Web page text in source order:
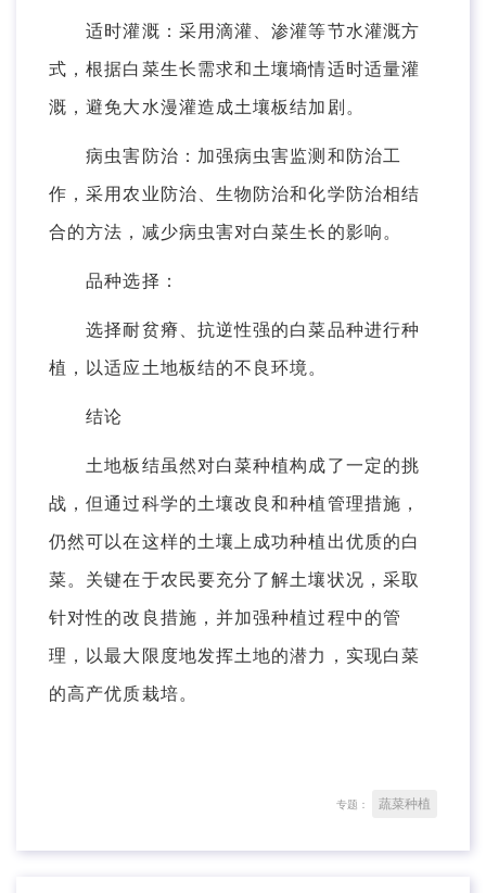
适时灌溉：采用滴灌、渗灌等节水灌溉方
式，根据白菜生长需求和土壤墒情适时适量灌
溉，避免大水漫灌造成土壤板结加剧。
病虫害防治：加强病虫害监测和防治工
作，采用农业防治、生物防治和化学防治相结
合的方法，减少病虫害对白菜生长的影响。
品种选择：
选择耐贫瘠、抗逆性强的白菜品种进行种
植，以适应土地板结的不良环境。
结论
土地板结虽然对白菜种植构成了一定的挑
战，但通过科学的土壤改良和种植管理措施，
仍然可以在这样的土壤上成功种植出优质的白
菜。关键在于农民要充分了解土壤状况，采取
针对性的改良措施，并加强种植过程中的管
理，以最大限度地发挥土地的潜力，实现白菜
的高产优质栽培。
专题： 蔬菜种植